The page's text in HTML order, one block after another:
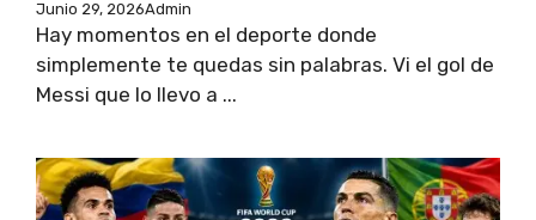
Junio 29, 2026Admin
Hay momentos en el deporte donde
simplemente te quedas sin palabras. Vi el gol de
Messi que lo llevo a ...